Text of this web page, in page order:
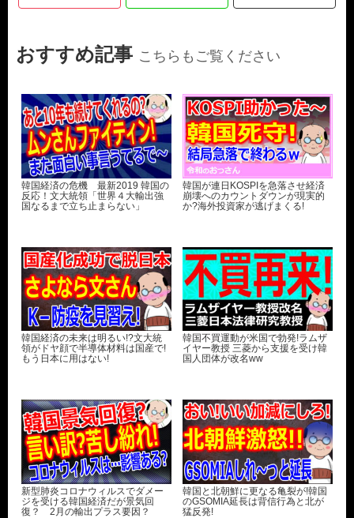
おすすめ記事 こちらもご覧ください
韓国経済の危機 最新2019 韓国の
反応！文大統領「世界４大輸出強
国なるまで立ち止まらない」
韓国が連日KOSPIを急落させ経済
崩壊へのカウントダウンが現実的
か?海外投資家が逃げまくる!
韓国経済の未来は明るい!?文大統
領がドヤ顔で半導体材料は国産で!
もう日本に用はない!
韓国不買運動が米国で勃発!ラムザ
イヤー教授 三菱から支援を受け韓
国人団体が改名ww
新型肺炎コロナウィルスでダメー
ジを受ける韓国経済だが景気回
復？ 2月の輸出プラス要因？
韓国と北朝鮮に更なる亀裂が!韓国
のGSOMIA延長は背信行為と北が
猛反発!